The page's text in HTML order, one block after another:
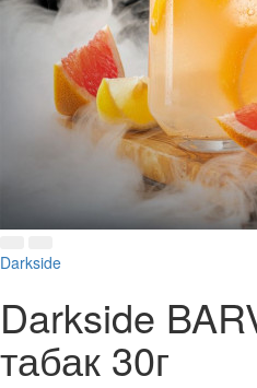
Darkside
Darkside
табак 30г